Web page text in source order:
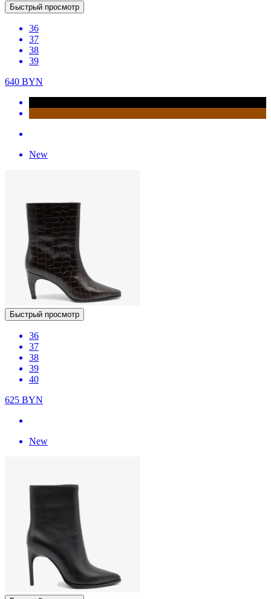
Быстрый просмотр
36
37
38
39
640 BYN
New
Быстрый просмотр
36
37
38
39
40
625 BYN
New